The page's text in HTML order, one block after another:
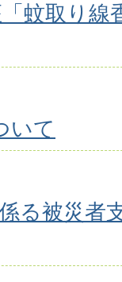
蚊取り
いて
る被災者